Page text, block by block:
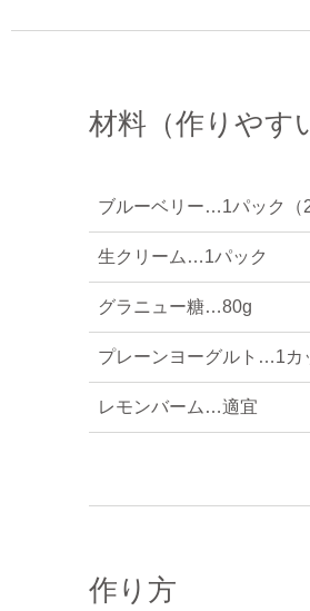
材料（作りやす
ブルーベリー…1パック（
生クリーム…1パック
グラニュー糖…80g
プレーンヨーグルト…1カ
レモンバーム…適宜
作り方